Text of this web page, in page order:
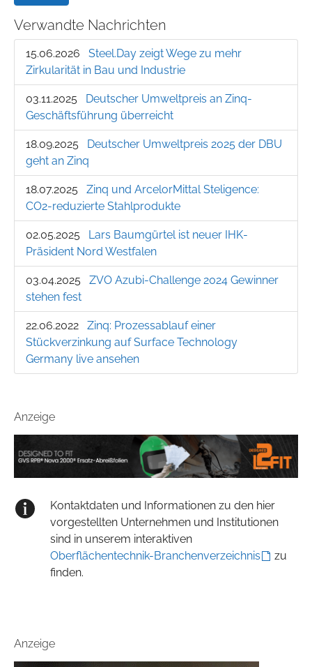
Verwandte Nachrichten
15.06.2026
Steel.Day zeigt Wege zu mehr
Zirkularität in Bau und Industrie
03.11.2025
Deutscher Umweltpreis an Zinq-
Geschäftsführung überreicht
18.09.2025
Deutscher Umweltpreis 2025 der DBU
geht an Zinq
18.07.2025
Zinq und ArcelorMittal Steligence:
CO2-reduzierte Stahlprodukte
02.05.2025
Lars Baumgürtel ist neuer IHK-
Präsident Nord Westfalen
03.04.2025
ZVO Azubi-Challenge 2024 Gewinner
stehen fest
22.06.2022
Zinq: Prozessablauf einer
Stückverzinkung auf Surface Technology
Germany live ansehen
Anzeige
Kontaktdaten und Informationen zu den hier
vorgestellten Unternehmen und Institutionen
sind in unserem interaktiven
Oberflächentechnik-Branchenverzeichnis
zu
finden.
Anzeige